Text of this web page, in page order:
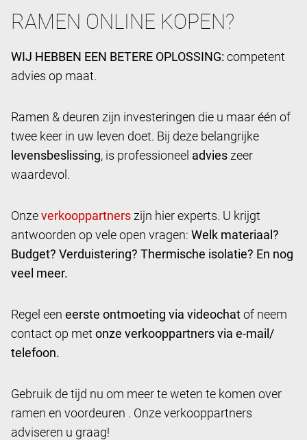
RAMEN ONLINE KOPEN?
WIJ HEBBEN EEN BETERE OPLOSSING: competent
advies op maat.
Ramen & deuren zijn investeringen die u maar één of
twee keer in uw leven doet. Bij deze belangrijke
levensbeslissing, is professioneel advies zeer
waardevol.
Onze
zijn hier experts. U krijgt
antwoorden op vele open vragen: Welk materiaal?
Budget? Verduistering? Thermische isolatie? En nog
veel meer.
Regel een eerste ontmoeting via videochatof neem
contact op met onze verkooppartners via e-mail/
telefoon.
Gebruik de tijd nu om meer te weten te komen over
ramen en voordeuren . Onze verkooppartners
adviseren u graag!